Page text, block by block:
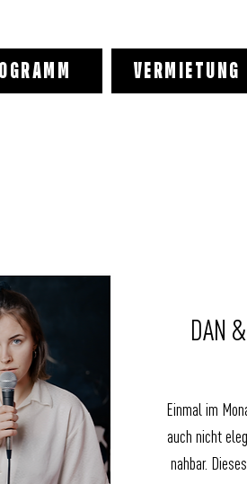
VERMIETUNG
DAN
Einmal im
auch nicht
nahbar.